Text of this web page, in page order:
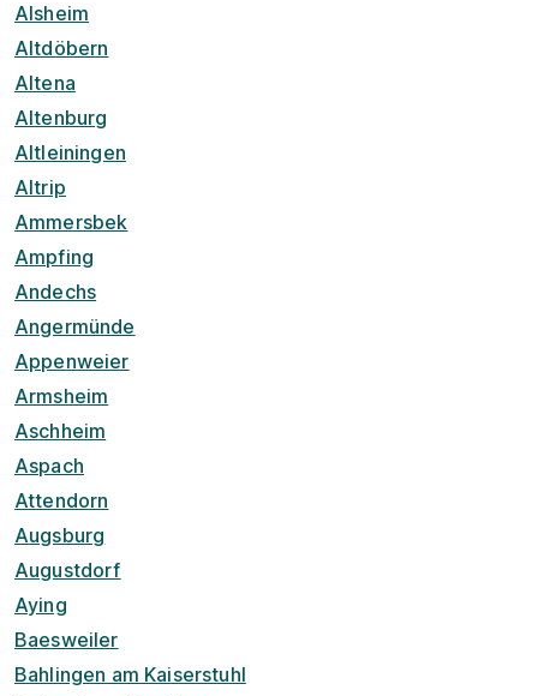
Alsheim
Altdöbern
Altena
Altenburg
Altleiningen
Altrip
Ammersbek
Ampfing
Andechs
Angermünde
Appenweier
Armsheim
Aschheim
Aspach
Attendorn
Augsburg
Augustdorf
Aying
Baesweiler
Bahlingen am Kaiserstuhl